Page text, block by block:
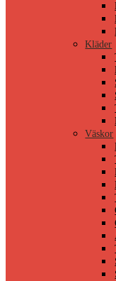
Kläder
Väskor